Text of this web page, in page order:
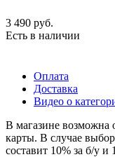
3 490 руб.
Есть в наличии
Оплата
Доставка
Видео о
В магазине
карты. В случае
составит 10% за б/у и